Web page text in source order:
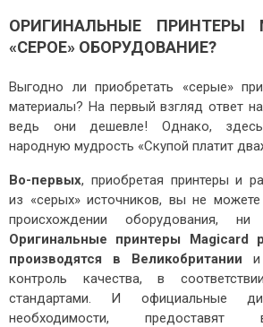
Встроенные кодировщики карт
ПОДДЕРЖКА
Маркетинговые материалы
Видеоматериалы
О КОМПАНИИ
НОВОСТИ
ГДЕ КУПИТЬ
КОНТАКТЫ
ОРИГИНАЛЬНЫЕ ПРИНТЕРЫ
«СЕРОЕ» ОБОРУДОВАНИЕ?
Выгодно ли приобретать «серые»
материалы? На первый взгляд ответ
ведь они дешевле! Однако,
народную мудрость «Скупой платит
Во-первых, приобретая принтеры и
из «серых» источников, вы не
происхождении оборудования,
Оригинальные принтеры Magicard
производятся в Великобритании и
контроль качества, в
стандартами. И официальные
необходимости, предоставят